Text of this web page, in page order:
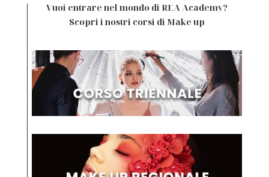
Vuoi entrare nel mondo di REA Academy?
Scopri i nostri corsi di Make up